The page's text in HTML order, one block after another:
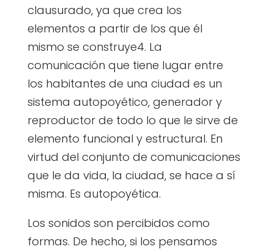
clausurado, ya que crea los
elementos a partir de los que él
mismo se construye4. La
comunicación que tiene lugar entre
los habitantes de una ciudad es un
sistema autopoyético, generador y
reproductor de todo lo que le sirve de
elemento funcional y estructural. En
virtud del conjunto de comunicaciones
que le da vida, la ciudad, se hace a sí
misma. Es autopoyética.
Los sonidos son percibidos como
formas. De hecho, si los pensamos